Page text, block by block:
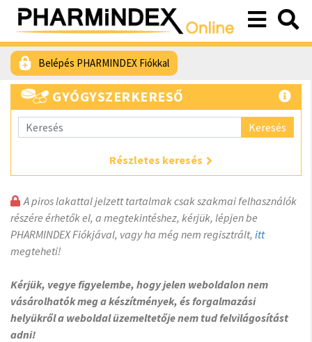
Belépés PHARMINDEX Fiókkal
GYÓGYSZERKERESŐ
Keresés
Részletes keresés
A piros lakattal jelzett tartalmak csak szakmai felhasználók
részére érhetők el, a megtekintéshez, kérjük, lépjen be
PHARMINDEX Fiókjával, vagy ha még nem regisztrált, itt
megteheti!
Kérjük, vegye figyelembe, hogy jelen weboldalon nem
vásárolhatók meg a készítmények, és forgalmazási
helyükről a weboldal üzemeltetője nem tud felvilágosítást
adni!